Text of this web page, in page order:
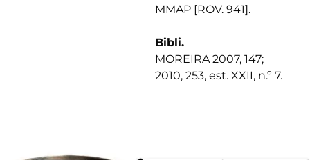
MMAP [ROV. 941].
Bibli.
MOREIRA 2007, 147;
2010, 253, est. XXII, n.º 7.